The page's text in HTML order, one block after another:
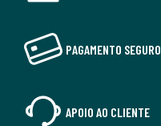
PAGAMENTO SEGURO
APOIO AO CLIENTE